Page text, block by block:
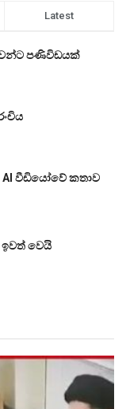
Latest
පණිවිඩයක්
වීඩියෝවේ කතාව
ඉවත් වෙයි